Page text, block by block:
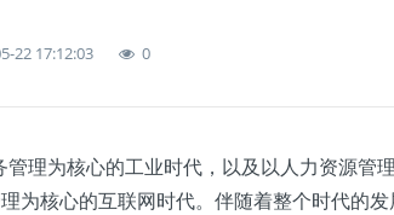
22 17:12:03 0
理为核心的工业时代，以及以人力资源管
为核心的互联网时代。伴随着整个时代的